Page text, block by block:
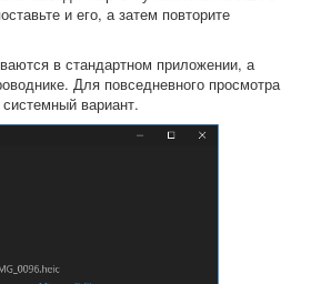
и его, а затем повторите
в стандартном приложении, а
Для повседневного просмотра
вариант.